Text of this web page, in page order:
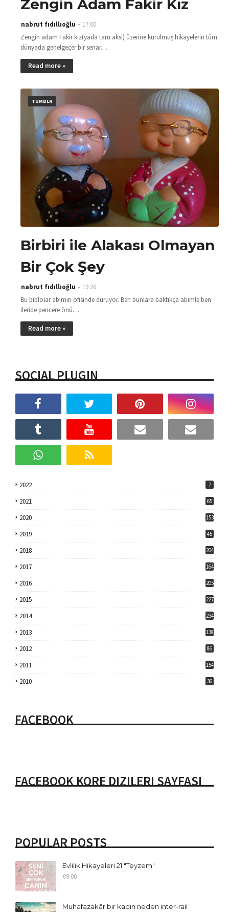
Zengin Adam Fakir Kız
nabrut fıdıllıoğlu
17:00
Zengin adam Fakir kız(yada tam aksi) üzerine kurulmuş hikayelerin tüm
dünyada genelgeçer bir senar…
Read more »
TUMBLR
Birbiri ile Alakası Olmayan
Bir Çok Şey
nabrut fıdıllıoğlu
19:26
Bu biblolar abimin ofisinde duruyor. Ben bunlara baktıkça abimle ben
ileride pencere önü…
Read more »
SOCIAL PLUGIN
2022 7
2021 65
2020 153
2019 45
2018 204
2017 164
2016 205
2015 227
2014 234
2013 138
2012 86
2011 154
2010 36
FACEBOOK
FACEBOOK KORE DIZILERI SAYFASI
POPULAR POSTS
Evlilik Hikayeleri 21 "Teyzem"
09:00
Muhafazakâr bir kadın neden inter-rail